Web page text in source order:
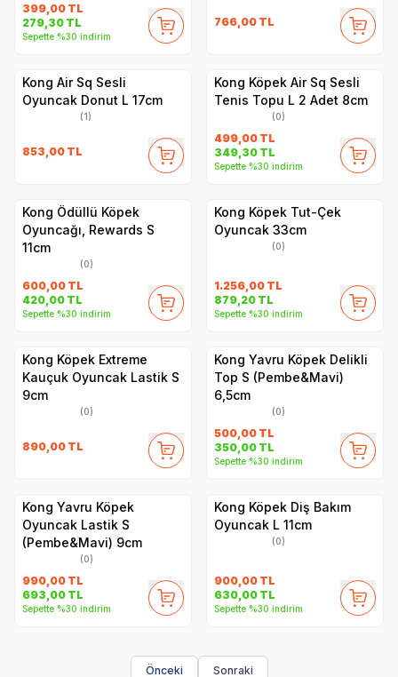
399,00 TL
279,30 TL
Sepette %30 indirim
766,00 TL
Kong Air Sq Sesli
Oyuncak Donut L 17cm
(1)
853,00 TL
Kong Köpek Air Sq Sesli
Tenis Topu L 2 Adet 8cm
(0)
499,00 TL
349,30 TL
Sepette %30 indirim
Kong Ödüllü Köpek
Oyuncağı, Rewards S
11cm
(0)
600,00 TL
420,00 TL
Sepette %30 indirim
Kong Köpek Tut-Çek
Oyuncak 33cm
(0)
1.256,00 TL
879,20 TL
Sepette %30 indirim
Kong Köpek Extreme
Kauçuk Oyuncak Lastik S
9cm
(0)
890,00 TL
Kong Yavru Köpek Delikli
Top S (Pembe&Mavi)
6,5cm
(0)
500,00 TL
350,00 TL
Sepette %30 indirim
Kong Yavru Köpek
Oyuncak Lastik S
(Pembe&Mavi) 9cm
(0)
990,00 TL
693,00 TL
Sepette %30 indirim
Kong Köpek Diş Bakım
Oyuncak L 11cm
(0)
900,00 TL
630,00 TL
Sepette %30 indirim
Önceki Sonraki